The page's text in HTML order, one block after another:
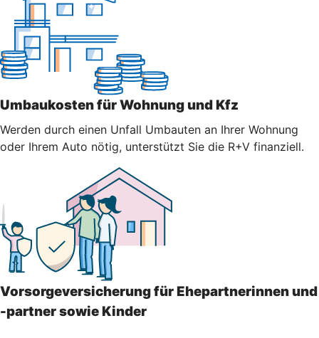
Umbaukosten für Wohnung und Kfz
Werden durch einen Unfall Umbauten an Ihrer Wohnung
oder Ihrem Auto nötig, unterstützt Sie die R+V finanziell.
Vorsorgeversicherung für Ehepartnerinnen und
-partner sowie Kinder